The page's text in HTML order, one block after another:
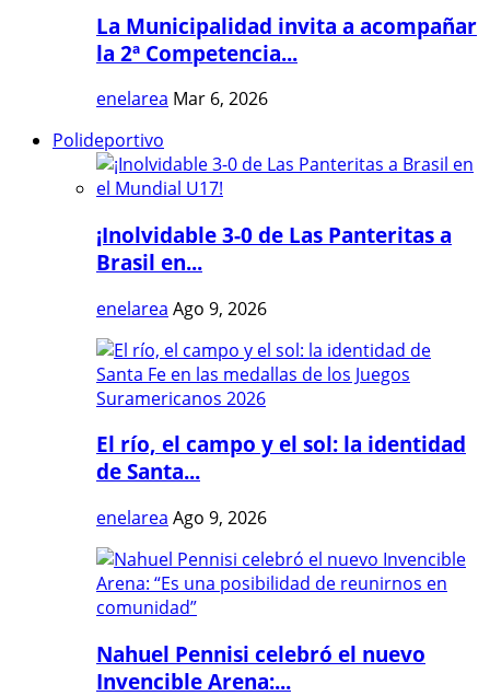
La Municipalidad invita a acompañar
la 2ª Competencia...
enelarea Mar 6, 2026
Polideportivo
¡Inolvidable 3-0 de Las Panteritas a
Brasil en...
enelarea Ago 9, 2026
El río, el campo y el sol: la identidad
de Santa...
enelarea Ago 9, 2026
Nahuel Pennisi celebró el nuevo
Invencible Arena:...